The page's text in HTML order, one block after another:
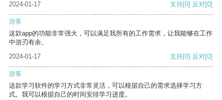
2024-01-17 支持[0] 反对[0]
游客
这款app的功能非常强大，可以满足我所有的工作需求，让我能够在工作
中游刃有余。
2024-01-17
支持[0] 反对[0]
游客
这款学习软件的学习方式非常灵活，可以根据自己的需求选择学习方
式。我可以根据自己的时间安排学习进度。